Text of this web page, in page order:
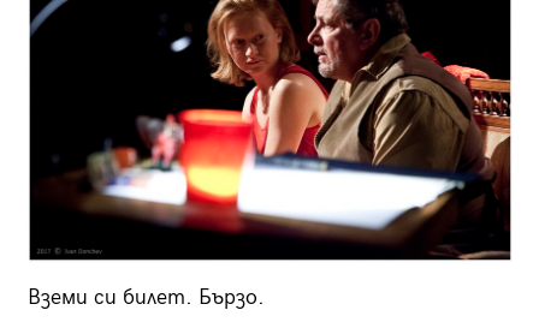
Вземи си билет. Бързо.